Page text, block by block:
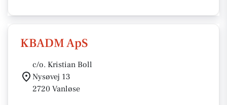
KBADM ApS
c/o. Kristian Boll
Nysøvej 13
2720 Vanløse